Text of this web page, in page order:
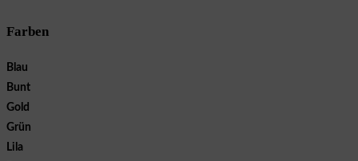
Farben
Blau
Bunt
Gold
Grün
Lila